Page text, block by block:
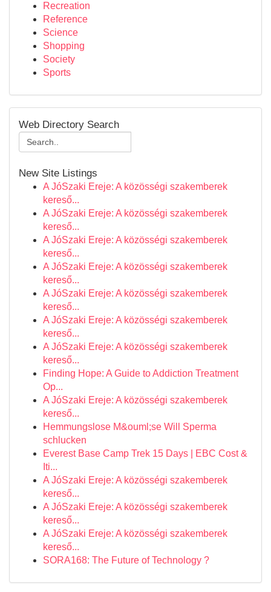
Recreation
Reference
Science
Shopping
Society
Sports
Web Directory Search
New Site Listings
A JóSzaki Ereje: A közösségi szakemberek
kereső...
A JóSzaki Ereje: A közösségi szakemberek
kereső...
A JóSzaki Ereje: A közösségi szakemberek
kereső...
A JóSzaki Ereje: A közösségi szakemberek
kereső...
A JóSzaki Ereje: A közösségi szakemberek
kereső...
A JóSzaki Ereje: A közösségi szakemberek
kereső...
A JóSzaki Ereje: A közösségi szakemberek
kereső...
Finding Hope: A Guide to Addiction Treatment
Op...
A JóSzaki Ereje: A közösségi szakemberek
kereső...
Hemmungslose M&ouml;se Will Sperma
schlucken
Everest Base Camp Trek 15 Days | EBC Cost &
Iti...
A JóSzaki Ereje: A közösségi szakemberek
kereső...
A JóSzaki Ereje: A közösségi szakemberek
kereső...
A JóSzaki Ereje: A közösségi szakemberek
kereső...
SORA168: The Future of Technology ?